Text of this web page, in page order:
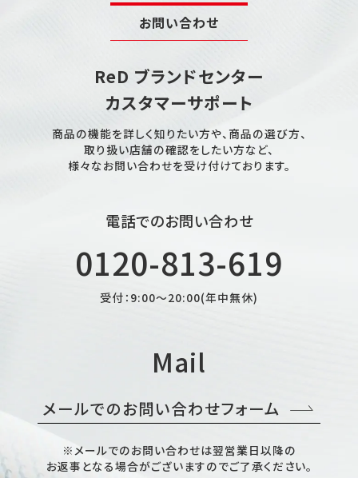
お問い合わせ
ReD ブランドセンター
カスタマーサポート
商品の機能を詳しく知りたい方や、商品の選び方、
取り扱い店舗の確認をしたい方など、
様々なお問い合わせを受け付けております。
電話でのお問い合わせ
0120-813-619
受付：9:00～20:00(年中無休)
Mail
メールでのお問い合わせフォーム
※メールでのお問い合わせは翌営業日以降の
お返事となる場合がございますのでご了承ください。